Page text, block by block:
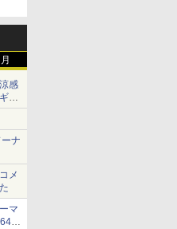
感
ア
ナ
メ
マ